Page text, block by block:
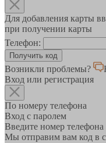
Для добавления карты
при получении карты
Телефон:
Возникли проблемы?
Вход или регистрация
По номеру телефона
Вход с паролем
Введите номер телефона
Мы отправим вам код в